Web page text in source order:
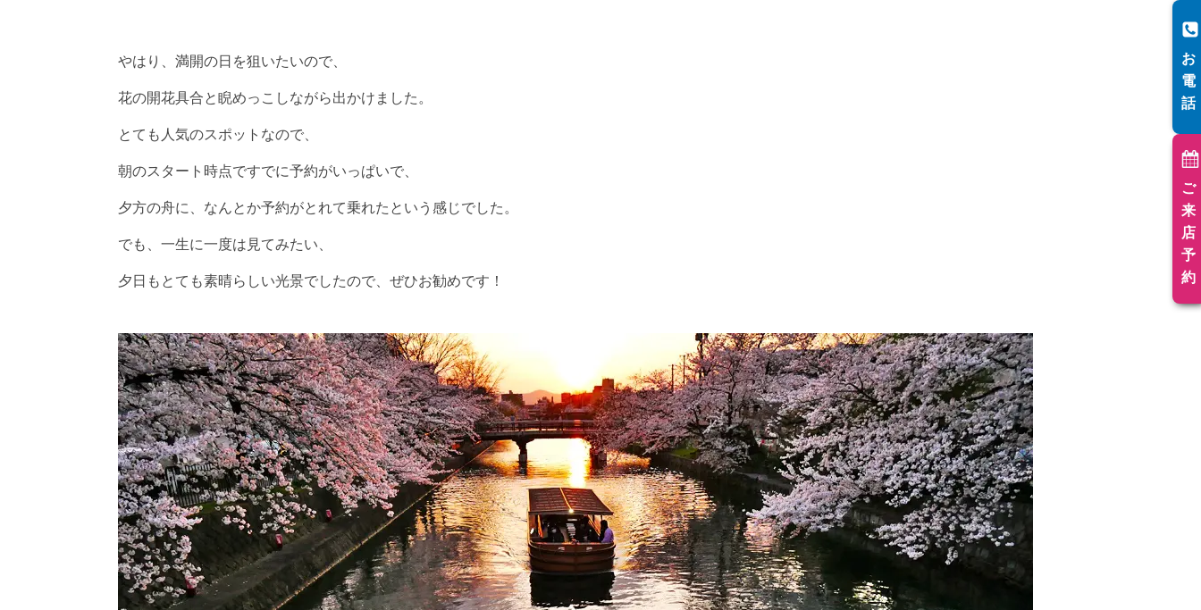
やはり、満開の日を狙いたいので、
花の開花具合と睨めっこしながら出かけました。
とても人気のスポットなので、
朝のスタート時点ですでに予約がいっぱいで、
夕方の舟に、なんとか予約がとれて乗れたという感じでした。
でも、一生に一度は見てみたい、
夕日もとても素晴らしい光景でしたので、ぜひお勧めです！
お
電
話
ご
来
店
予
約